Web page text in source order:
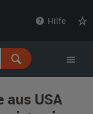
Hilfe
aus USA